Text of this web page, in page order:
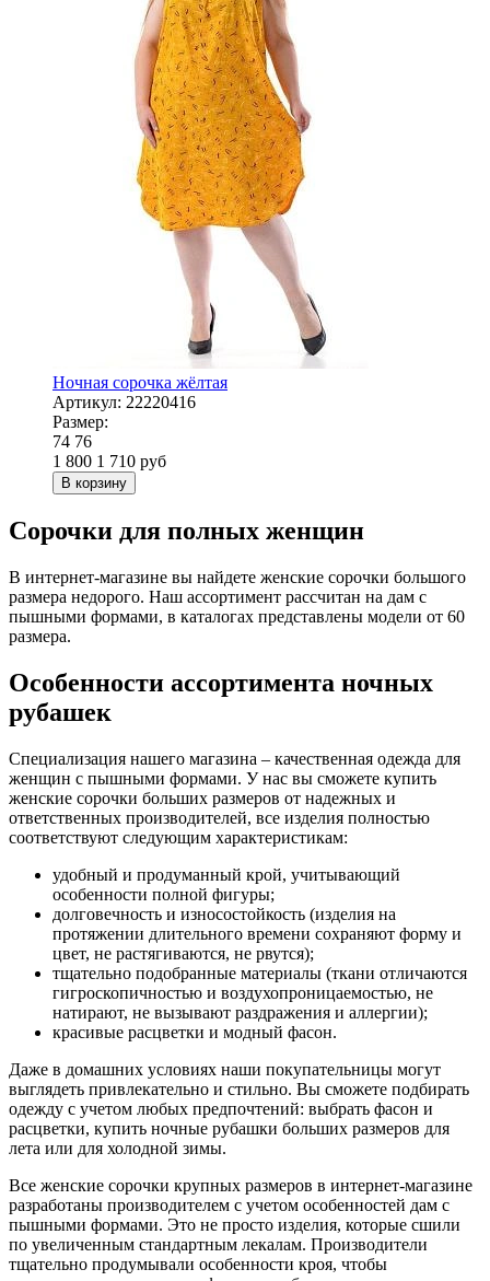
Ночная сорочка жёлтая
Артикул: 22220416
Размер:
74 76
1 800 1 710 руб
В корзину
Сорочки для полных женщин
В интернет-магазине вы найдете женские сорочки большого
размера недорого. Наш ассортимент рассчитан на дам с
пышными формами, в каталогах представлены модели от 60
размера.
Особенности ассортимента ночных
рубашек
Специализация нашего магазина – качественная одежда для
женщин с пышными формами. У нас вы сможете купить
женские сорочки больших размеров от надежных и
ответственных производителей, все изделия полностью
соответствуют следующим характеристикам:
удобный и продуманный крой, учитывающий
особенности полной фигуры;
долговечность и износостойкость (изделия на
протяжении длительного времени сохраняют форму и
цвет, не растягиваются, не рвутся);
тщательно подобранные материалы (ткани отличаются
гигроскопичностью и воздухопроницаемостью, не
натирают, не вызывают раздражения и аллергии);
красивые расцветки и модный фасон.
Даже в домашних условиях наши покупательницы могут
выглядеть привлекательно и стильно. Вы сможете подбирать
одежду с учетом любых предпочтений: выбрать фасон и
расцветки, купить ночные рубашки больших размеров для
лета или для холодной зимы.
Все женские сорочки крупных размеров в интернет-магазине
разработаны производителем с учетом особенностей дам с
пышными формами. Это не просто изделия, которые сшили
по увеличенным стандартным лекалам. Производители
тщательно продумывали особенности кроя, чтобы